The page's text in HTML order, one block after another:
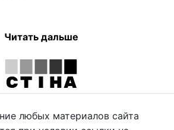
Читать дальше
любых материалов сайта